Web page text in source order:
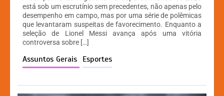
at
s
A
p
p
c
e
b
o
o
k
s
s
e
n
g
er
p
y
Li
n
k
está sob um escrutínio sem precedentes, não apenas pelo
desempenho em campo, mas por uma série de polêmicas
que levantaram suspeitas de favorecimento. Enquanto a
seleção de Lionel Messi avança após uma vitória
controversa sobre […]
Assuntos Gerais Esportes